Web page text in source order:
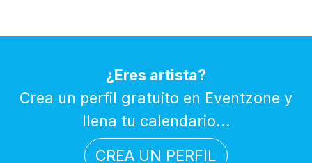
¿Eres artista?
Crea un perfil gratuito en Eventzone y
llena tu calendario...
CREA UN PERFIL